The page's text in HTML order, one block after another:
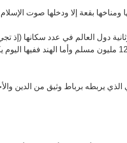
ومناخها بقعة إلا ودخلها صوت
وثانية دول العالم في عدد سكانها (إذ
المسلمين فهي تأتي في التركيب بعد اندونيسيا إذ يبلغ عدد المسلمين في اندونيسيا 120
يربطه برباط وثيق من الدين